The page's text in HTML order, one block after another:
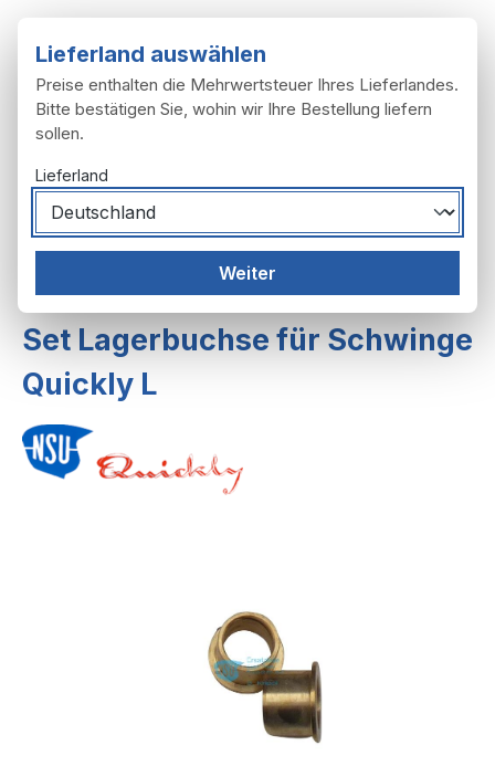
Schutzbleche
Set Lagerbuchse für Schwinge
Quickly L
Lieferland auswählen
Preise enthalten die Mehrwertsteuer Ihres Lieferlandes.
Bitte bestätigen Sie, wohin wir Ihre Bestellung liefern
sollen.
Lieferland
Weiter